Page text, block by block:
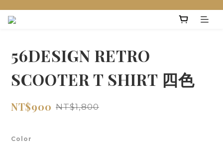
56DESIGN RETRO
SCOOTER T SHIRT 四色
NT$900 NT$1,800
Color